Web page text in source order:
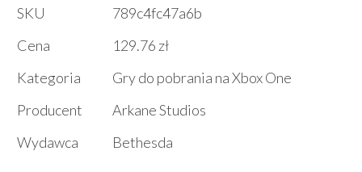
SKU
789c4fc47a6b
Cena
129.76 zł
Kategoria
Gry do pobrania na Xbox One
Producent
Arkane Studios
Wydawca
Bethesda